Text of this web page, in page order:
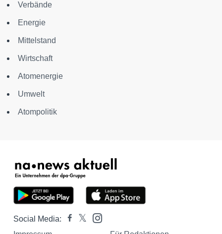
Verbände
Energie
Mittelstand
Wirtschaft
Atomenergie
Umwelt
Atompolitik
Social Media: